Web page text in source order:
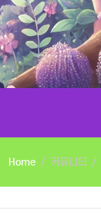
Home 커뮤니티